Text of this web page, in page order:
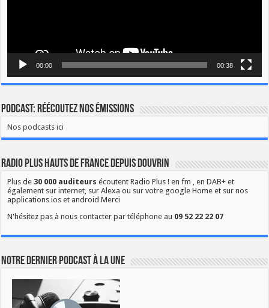
00:00 00:38
Podcast: Réécoutez nos émissions
Nos podcasts ici
Radio Plus Hauts de France depuis Douvrin
Plus de30 000 auditeurs écoutent Radio Plus ! en fm , en DAB+ et
également sur internet, sur Alexa ou sur votre google Home et sur nos
applications ios et android Merci
N'hésitez pas à nous contacter par téléphone au 09 52 22 22 07
Notre dernier podcast à la une